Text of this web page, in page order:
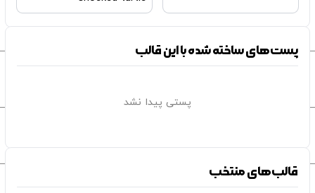
پست‌های ساخته شده با این قالب
پستی پیدا نشد
قالب‌های منتخب